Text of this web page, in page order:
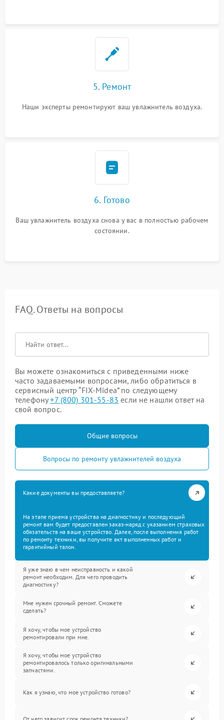
5. Ремонт
Наши эксперты ремонтируют ваш увлажнитель воздуха.
6. Готово
Ваш увлажнитель воздуха снова у вас в полностью рабочем
состоянии.
FAQ. Ответы на вопросы
Вы можете ознакомиться с приведенными ниже
часто задаваемыми вопросами, либо обратиться в
сервисный центр “FIX-Midea” по следующему
телефону+7 (800) 301-55-83 если не нашли ответ на
свой вопрос.
Общие вопросы
Вопросы по ремонту увлажнителей воздуха
Какие документы вы предоставляете?
На этапе приема устройства на диагностику и последующий
ремонт вам будет предоставлен заказ-наряд с указанием страховых
обязательств на ваше устройство. Далее, после выполнения работ
по ремонту техники, вы получите акт выполненных работ и
гарантийный талон.
Я уже знаю в чем неисправность и какой
ремонт необходим. Для чего проводить
диагностику?
Мне нужен срочный ремонт. Сможете
сделать?
Я хочу, чтобы мое устройство
ремонтировали при мне.
Я хочу, чтобы мое устройство
ремонтировалось только оригинальными
запчастями.
Как я узнаю, что мое устройство готово?